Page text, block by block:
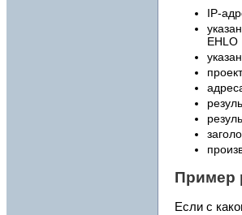
IP-
EHLO
Пример
Если с